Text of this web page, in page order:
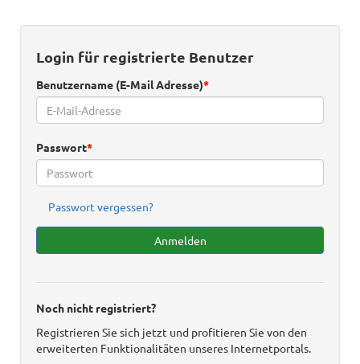
Login für registrierte Benutzer
Benutzername (E-Mail Adresse)
Passwort
Passwort vergessen?
Anmelden
Noch nicht registriert?
Registrieren Sie sich jetzt und profitieren Sie von den
erweiterten Funktionalitäten unseres Internetportals.